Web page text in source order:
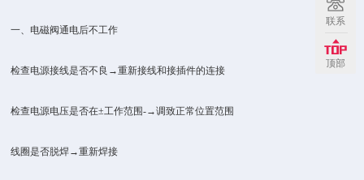
一、电磁阀通电后不工作
检查电源接线是否不良→重新接线和接插件的连接
检查电源电压是否在±工作范围-→调致正常位置范围
线圈是否脱焊→重新焊接
联系
顶部